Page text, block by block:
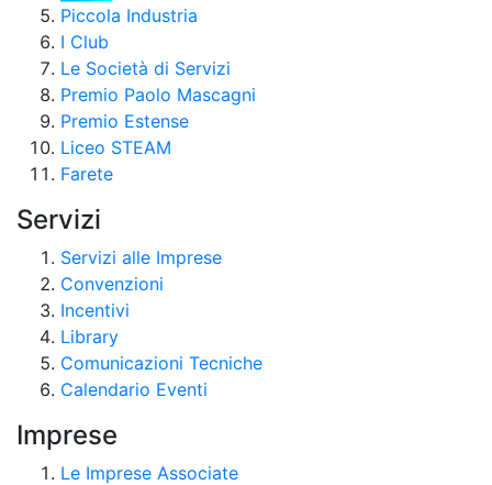
Piccola Industria
I Club
Le Società di Servizi
Premio Paolo Mascagni
Premio Estense
Liceo STEAM
Farete
Servizi
Servizi alle Imprese
Convenzioni
Incentivi
Library
Comunicazioni Tecniche
Calendario Eventi
Imprese
Le Imprese Associate